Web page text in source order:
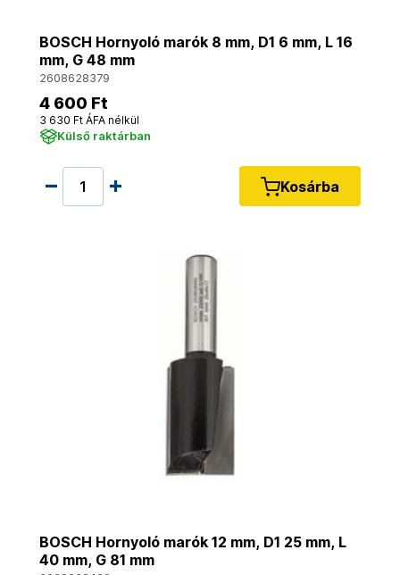
BOSCH Hornyoló marók 8 mm, D1 6 mm, L 16
mm, G 48 mm
2608628379
4 600 Ft
3 630 Ft ÁFA nélkül
Külső raktárban
Kosárba
BOSCH Hornyoló marók 12 mm, D1 25 mm, L
40 mm, G 81 mm